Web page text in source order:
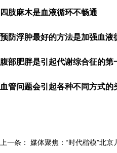
四肢麻木是血液循环不畅通
预防浮肿最好的方法是加强血液
腹部肥胖是引起代谢综合征的第
血管问题会引起各种不同方式的
上一条： 媒体聚焦：“时代楷模”北京